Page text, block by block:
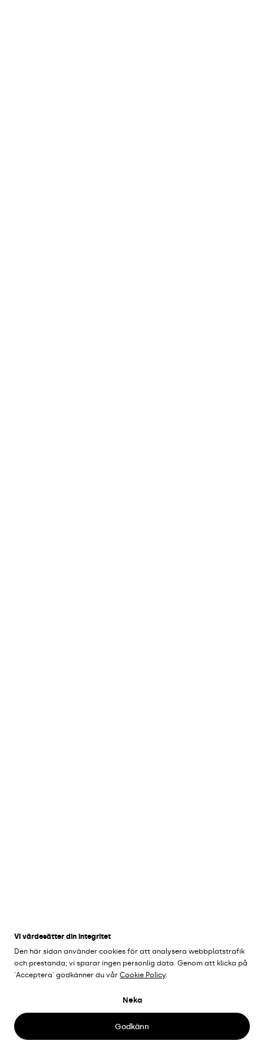
Vi värdesätter din integritet
Den här sidan använder cookies för att analysera webbplatstrafik
och prestanda; vi sparar ingen personlig data. Genom att klicka på
'Acceptera' godkänner du vår Cookie Policy.
Neka
Godkänn